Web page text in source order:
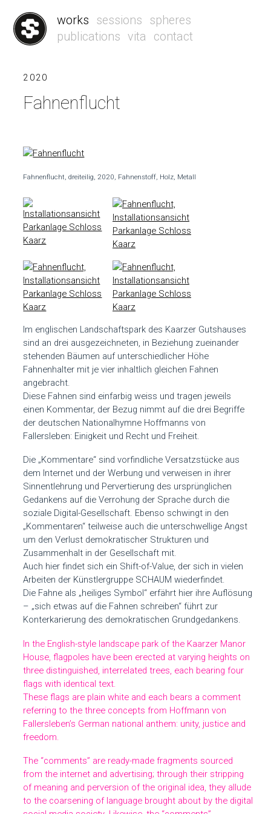
works sessions
spheres
publications vita contact
2020
Fahnenflucht
Fahnenflucht, dreiteilig, 2020, Fahnenstoff, Holz, Metall
Im englischen Landschaftspark des Kaarzer Gutshauses
sind an drei ausgezeichneten, in Beziehung zueinander
stehenden Bäumen auf unterschiedlicher Höhe
Fahnenhalter mit je vier inhaltlich gleichen Fahnen
angebracht.
Diese Fahnen sind einfarbig weiss und tragen jeweils
einen Kommentar, der Bezug nimmt auf die drei Begriffe
der deutschen Nationalhymne Hoffmanns von
Fallersleben: Einigkeit und Recht und Freiheit.
Die „Kommentare“ sind vorfindliche Versatzstücke aus
dem Internet und der Werbung und verweisen in ihrer
Sinnentlehrung und Pervertierung des ursprünglichen
Gedankens auf die Verrohung der Sprache durch die
soziale Digital-Gesellschaft. Ebenso schwingt in den
„Kommentaren“ teilweise auch die unterschwellige Angst
um den Verlust demokratischer Strukturen und
Zusammenhalt in der Gesellschaft mit.
Auch hier findet sich ein Shift-of-Value, der sich in vielen
Arbeiten der Künstlergruppe SCHAUM wiederfindet.
Die Fahne als „heiliges Symbol“ erfährt hier ihre Auflösung
– „sich etwas auf die Fahnen schreiben“ führt zur
Konterkarierung des demokratischen Grundgedankens.
In the English-style landscape park of the Kaarzer Manor
House, flagpoles have been erected at varying heights on
three distinguished, interrelated trees, each bearing four
flags with identical text.
These flags are plain white and each bears a comment
referring to the three concepts from Hoffmann von
Fallersleben’s German national anthem: unity, justice and
freedom.
The “comments” are ready-made fragments sourced
from the internet and advertising; through their stripping
of meaning and perversion of the original idea, they allude
to the coarsening of language brought about by the digital